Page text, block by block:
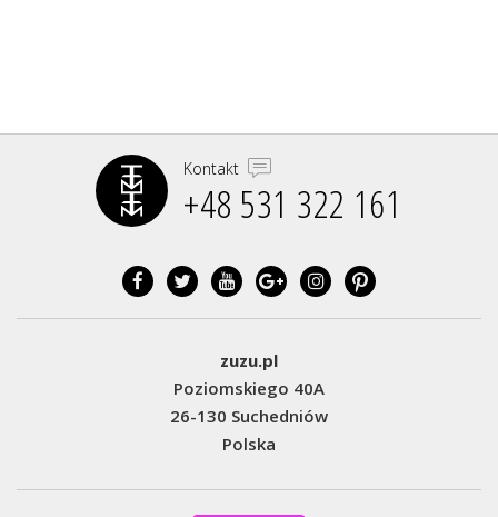
Kontakt
+48 531 322 161‬
zuzu.pl
Poziomskiego 40A
26-130 Suchedniów
Polska